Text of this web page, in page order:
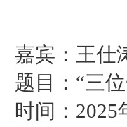
嘉宾：王仕
题目：“三
时间：2025